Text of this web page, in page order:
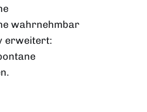
wahrnehmbar
erweitert: